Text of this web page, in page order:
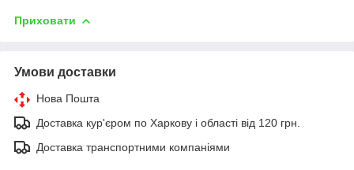
Приховати
Умови доставки
Нова Пошта
Доставка кур'єром по Харкову і області від 120 грн.
Доставка транспортними компаніями